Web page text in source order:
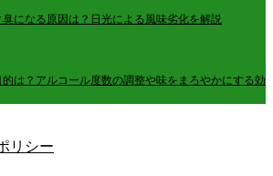
になる原因は？日光による風味劣化を解説
は？アルコール度数の調整や味をまろやかにする効
リシー